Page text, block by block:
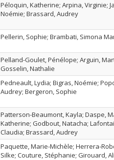
Péloquin, Katherine; Arpina, Virginie;
Noémie; Brassard, Audrey
Pellerin, Sophie; Brambati, Simona
Pelland-Goulet, Pénélope; Arguin,
Gosselin, Nathalie
Pedneault, Lydia; Bigras, Noémie;
Audrey; Bergeron, Sophie
Patterson-Beaumont, Kayla; Daspe,
Katherine; Godbout, Natacha;
Claudia; Brassard, Audrey
Paquette, Marie-Michèle;
Silke; Couture, Stéphanie; Girouard,